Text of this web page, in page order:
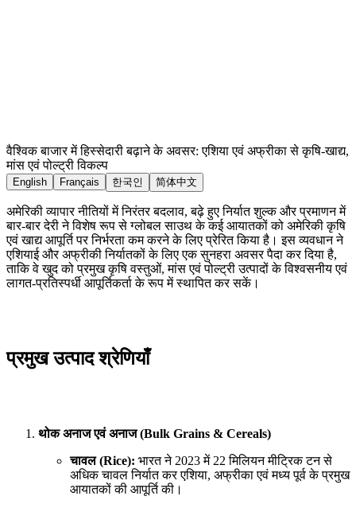
वैश्विक बाजार में हिस्सेदारी बढ़ाने के अवसर: एशिया एवं अफ्रीका से कृषि-खाद्य,
मांस एवं पोल्ट्री विकल्प
English Français 한국인 简体中文
अमेरिकी व्यापार नीतियों में निरंतर बदलाव, बढ़े हुए निर्यात शुल्क और प्रमाणन में
बार-बार देरी ने विशेष रूप से ग्लोबल साउथ के कई आयातकों को अमेरिकी कृषि
एवं खाद्य आपूर्ति पर निर्भरता कम करने के लिए प्रेरित किया है। इस व्यवधान ने
एशियाई और अफ्रीकी निर्यातकों के लिए एक सुनहरा अवसर पैदा कर दिया है,
ताकि वे खुद को प्रमुख कृषि वस्तुओं, मांस एवं पोल्ट्री उत्पादों के विश्वसनीय एवं
लागत-प्रतिस्पर्धी आपूर्तिकर्ता के रूप में स्थापित कर सकें।
प्रमुख उत्पाद श्रेणियाँ
थोक अनाज एवं अनाज (Bulk Grains & Cereals)
चावल (Rice): भारत ने 2023 में 22 मिलियन मीट्रिक टन से
अधिक चावल निर्यात कर एशिया, अफ्रीका एवं मध्य पूर्व के प्रमुख
आयातकों की आपूर्ति की।